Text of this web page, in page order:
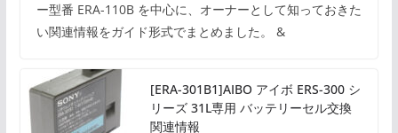
ー型番 ERA-110B を中心に、オーナーとして知っておきた
い関連情報をガイド形式でまとめました。 &
[ERA-301B1]AIBO アイボ ERS-300 シ
リーズ 31L専用 バッテリーセル交換
関連情報